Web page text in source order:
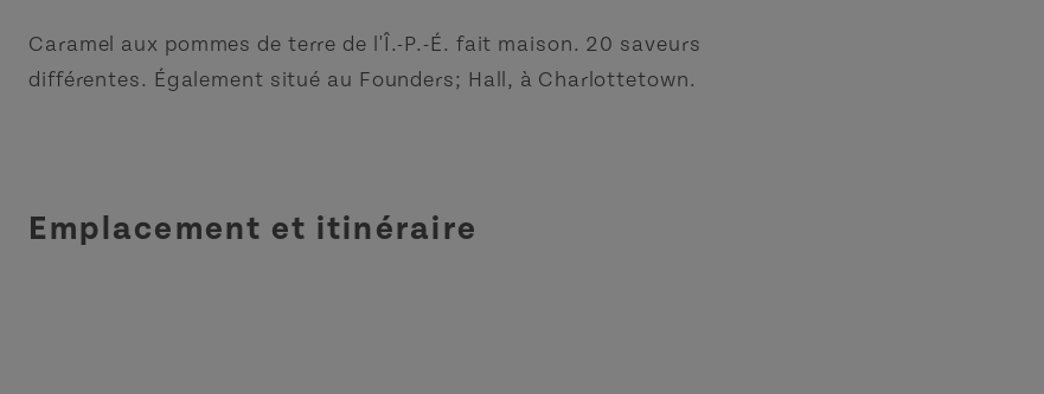
Caramel aux pommes de terre de l'Î.-P.-É. fait maison. 20 saveurs
différentes. Également situé au Founders; Hall, à Charlottetown.
Emplacement et itinéraire